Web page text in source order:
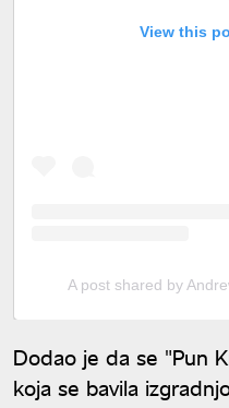
View this
A post shared by
Dodao je da se "Pun
koja se bavila